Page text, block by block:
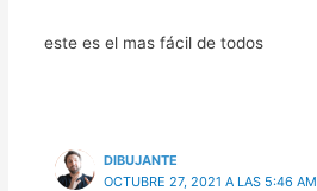
este es el mas fácil de todos
DIBUJANTE
OCTUBRE 27, 2021 A LAS 5:46 AM